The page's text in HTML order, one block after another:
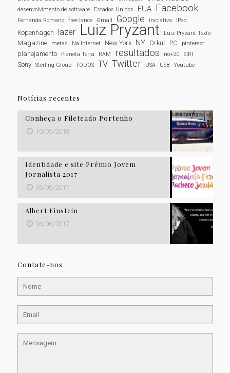
desenvolvimento de software Estados Unidos EUA Facebook
Fernanda Romano free lance Gmail Google iniciativa IPad
Kopenhagen lazer Luiz Pryzant Luiz Pryzant Texto
Magazine metas Na Internet New York NY Orkut PC pinterest
planejamento Planeta Terra RAM resultados rio+20 SIRI
Sony Sterling Group TODOS TV Twitter USA USB Youtube
Notícias recentes
Conheça o Fileteado Portenho
10/05/2018
Identidade e site Prêmio Jovem
Jornalista 2017
06/06/2017
Albert Einstein
06/06/2017
Contate-nos